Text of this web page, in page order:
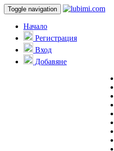
Toggle navigation
Начало
Регистрация
Вход
Добавяне